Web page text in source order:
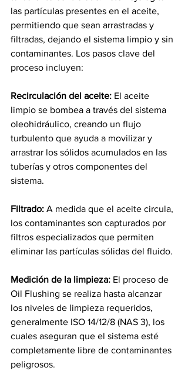
las partículas presentes en el aceite,
permitiendo que sean arrastradas y
filtradas, dejando el sistema limpio y sin
contaminantes. Los pasos clave del
proceso incluyen:
Recirculación del aceite: El aceite
limpio se bombea a través del sistema
oleohidráulico, creando un flujo
turbulento que ayuda a movilizar y
arrastrar los sólidos acumulados en las
tuberías y otros componentes del
sistema.
Filtrado: A medida que el aceite circula,
los contaminantes son capturados por
filtros especializados que permiten
eliminar las partículas sólidas del fluido.
Medición de la limpieza: El proceso de
Oil Flushing se realiza hasta alcanzar
los niveles de limpieza requeridos,
generalmente ISO 14/12/8 (NAS 3), los
cuales aseguran que el sistema esté
completamente libre de contaminantes
peligrosos.